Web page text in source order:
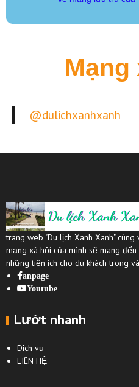
Mạng
@dulichxanhxanh
trang web "Du lịch Xanh Xanh" cùng
mạng xã hội của mình sẽ mang đến
những tiện ích cho du khách trong
anpage
Youtube
Lướt nhanh
Dịch vụ
LIÊN HỆ